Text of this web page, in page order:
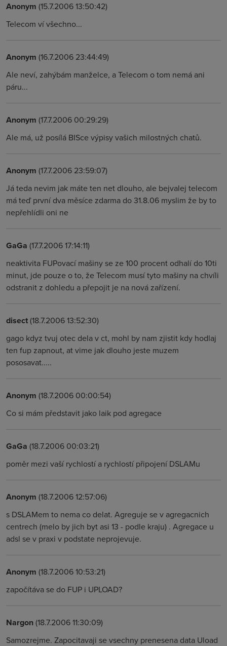
Anonym (15.7.2006 13:50:42)
Telecom ví všechno...
Anonym (16.7.2006 23:44:49)
Ale neví, zahýbám manželce, a Telecom o tom nemá ani
páru...
Anonym (17.7.2006 00:29:29)
Ale má, už posílá BISce výpisy vašich milostných chatů.
Anonym (17.7.2006 23:59:07)
Já teda nevim jak máte ten net dlouho, ale bejvalej telecom
má teď první dva měsíce zdarma do 31.8.06 myslim že by to
nepřehlídli oni ne
GaGa (17.7.2006 17:14:11)
neaktivita FUPovací mašiny se ze 100 procent odhalí do 10ti
minut, jde pouze o to, že Telecom musí tyto mašiny na chvíli
odstranit z dohledu a přepojit je na nová zařízení.
disect(18.7.2006 13:52:30)
gago kdyz tvuj otec dela v ct, mohl by nam zjistit kdy hodlaj
ten fup zapnout, at vime jak dlouho jeste muzem
pososavat.....
Anonym (18.7.2006 00:00:54)
Co si mám představit jako laik pod agregace
GaGa (18.7.2006 00:03:21)
poměr mezi vaší rychlostí a rychlostí připojení DSLAMu
Anonym (18.7.2006 12:57:06)
s DSLAMem to nema co delat. Agreguje se v agregacnich
centrech (melo by jich byt asi 13 - podle kraju) . Agregace u
adsl se v praxi v podstate neprojevuje.
Anonym (18.7.2006 10:53:21)
započítáva se do FUP i UPLOAD?
Nargon(18.7.2006 11:30:09)
Samozrejme. Zapocitavaji se vsechny prenesena data Uload